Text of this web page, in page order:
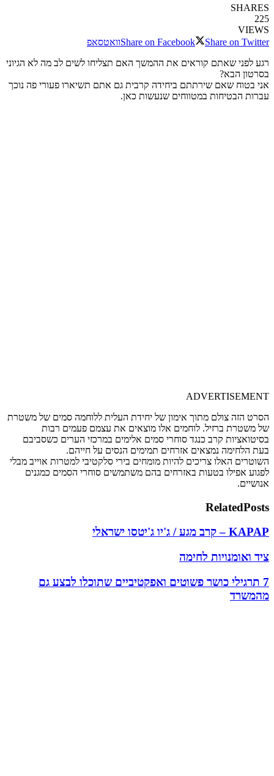
SHARES
225
VIEWS
Share on Facebook
Share on Twitter
וואטסאפ
רגע לפני שאתם קוראים את ההמשך האם תצליחו לשים לב מה לא הגיוני
בסרטון הבא?
אני בטוח שאם שירתתם ביחידה קרבית גם אתם תשיארו פעורי פה נוכך
עברות הבטיחות במטווחים שנעשות כאן.
ADVERTISEMENT
הסרט הזה צולם מתוך אימון של יחידת העלית ללוחמה סמים של משטרת
של משטרת ברזיל. לוחמים אלו מוצאים את עצמם פעמים רבות
בסיטואציות קרב כנגד סוחרי סמים אלימים במרכזי הערים כשסביבם
בעת הלחימה נמצאים אזרחים תמימים הנסים על חייהם.
השוטרים האלו צריכים להיות מומחים בירי סלקטיבי למטרות אוייב מבלי
לפגוע אפילו בטעות באזרחים בהם משתמשים סוחרי הסמים כמגנים
אנושיים.
RelatedPosts
KAPAP – קרב מגע / ג'יו ג'יטסו ישראלי
ציד ואומנויות לחימה
7 תרגילי כושר פשוטים ואפקטיביים שתוכלו לבצע גם
מהמשרד